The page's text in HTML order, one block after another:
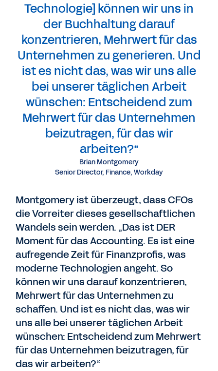
Technologie] können wir uns in
der Buchhaltung darauf
konzentrieren, Mehrwert für das
Unternehmen zu generieren. Und
ist es nicht das, was wir uns alle
bei unserer täglichen Arbeit
wünschen: Entscheidend zum
Mehrwert für das Unternehmen
beizutragen, für das wir
arbeiten?“
Brian Montgomery
Senior Director, Finance, Workday
Montgomery ist überzeugt, dass CFOs
die Vorreiter dieses gesellschaftlichen
Wandels sein werden. „Das ist DER
Moment für das Accounting. Es ist eine
aufregende Zeit für Finanzprofis, was
moderne Technologien angeht. So
können wir uns darauf konzentrieren,
Mehrwert für das Unternehmen zu
schaffen. Und ist es nicht das, was wir
uns alle bei unserer täglichen Arbeit
wünschen: Entscheidend zum Mehrwert
für das Unternehmen beizutragen, für
das wir arbeiten?“